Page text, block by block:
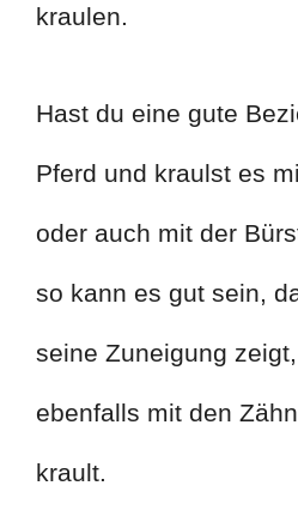
kraulen.
Hast du eine gute
Pferd und kraulst es
oder auch mit der
so kann es gut sein,
seine Zuneigung
ebenfalls mit den
krault.